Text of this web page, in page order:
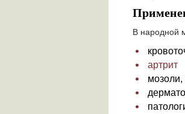
В народной
артрит